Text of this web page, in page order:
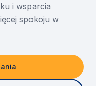
i wsparcia
spokoju w